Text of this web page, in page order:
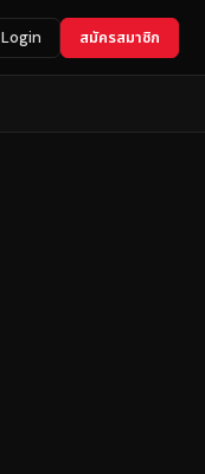
Login สมัครสมาชิก